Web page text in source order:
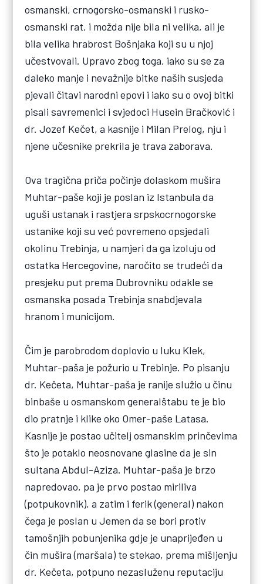
osmanski, crnogorsko-osmanski i rusko-
osmanski rat, i možda nije bila ni velika, ali je
bila velika hrabrost Bošnjaka koji su u njoj
učestvovali. Upravo zbog toga, iako su se za
daleko manje i nevažnije bitke naših susjeda
pjevali čitavi narodni epovi i iako su o ovoj bitki
pisali savremenici i svjedoci Husein Bračković i
dr. Jozef Kečet, a kasnije i Milan Prelog, nju i
njene učesnike prekrila je trava zaborava.
Ova tragična priča počinje dolaskom mušira
Muhtar-paše koji je poslan iz Istanbula da
uguši ustanak i rastjera srpskocrnogorske
ustanike koji su već povremeno opsjedali
okolinu Trebinja, u namjeri da ga izoluju od
ostatka Hercegovine, naročito se trudeći da
presjeku put prema Dubrovniku odakle se
osmanska posada Trebinja snabdjevala
hranom i municijom.
Čim je parobrodom doplovio u luku Klek,
Muhtar-paša je požurio u Trebinje. Po pisanju
dr. Kečeta, Muhtar-paša je ranije služio u činu
binbaše u osmanskom generalštabu te je bio
dio pratnje i klike oko Omer-paše Latasa.
Kasnije je postao učitelj osmanskim prinčevima
što je potaklo neosnovane glasine da je sin
sultana Abdul-Aziza. Muhtar-paša je brzo
napredovao, pa je prvo postao miriliva
(potpukovnik), a zatim i ferik (general) nakon
čega je poslan u Jemen da se bori protiv
tamošnjih pobunjenika gdje je unaprijeđen u
čin mušira (maršala) te stekao, prema mišljenju
dr. Kečeta, potpuno nezasluženu reputaciju